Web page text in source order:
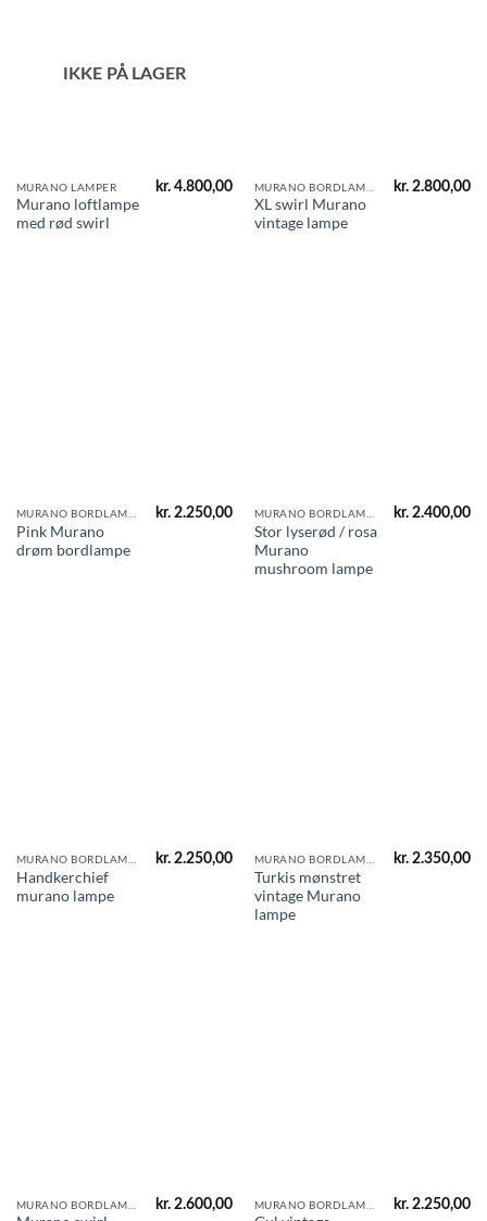
IKKE PÅ LAGER
MURANO LAMPER
Murano loftlampe
med rød swirl
kr. 4.800,00
XL swirl Murano
vintage lampe
kr. 2.800,00
Pink Murano
drøm bordlampe
kr. 2.250,00
Stor lyserød / rosa
Murano
mushroom lampe
kr. 2.400,00
Handkerchief
murano lampe
kr. 2.250,00
Turkis mønstret
vintage Murano
lampe
kr. 2.350,00
kr. 2.600,00 kr. 2.250,00